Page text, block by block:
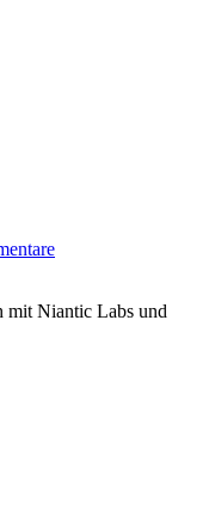
mit Niantic Labs und